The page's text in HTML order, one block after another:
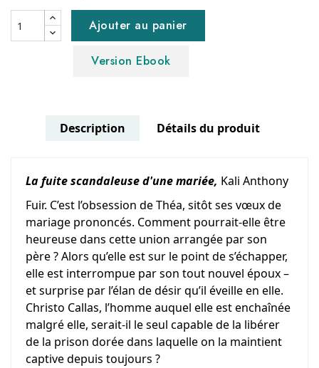
Ajouter au panier
Version Ebook
Description Détails du produit
La fuite scandaleuse d'une mariée, Kali Anthony
Fuir. C’est l’obsession de Théa, sitôt ses vœux de
mariage prononcés. Comment pourrait-elle être
heureuse dans cette union arrangée par son
père ? Alors qu’elle est sur le point de s’échapper,
elle est interrompue par son tout nouvel époux –
et surprise par l’élan de désir qu’il éveille en elle.
Christo Callas, l’homme auquel elle est enchaînée
malgré elle, serait-il le seul capable de la libérer
de la prison dorée dans laquelle on la maintient
captive depuis toujours ?